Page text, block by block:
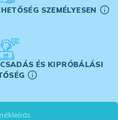
SZEMÉLYESEN
ÉS KIPRÓBÁLÁSI